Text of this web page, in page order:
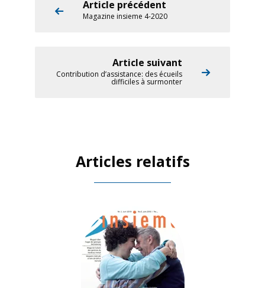
Article précédent
Magazine insieme 4-2020
Article suivant
Contribution d’assistance: des écueils
difficiles à surmonter
Articles relatifs